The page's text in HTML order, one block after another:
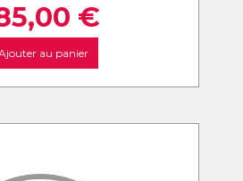
€
au panier